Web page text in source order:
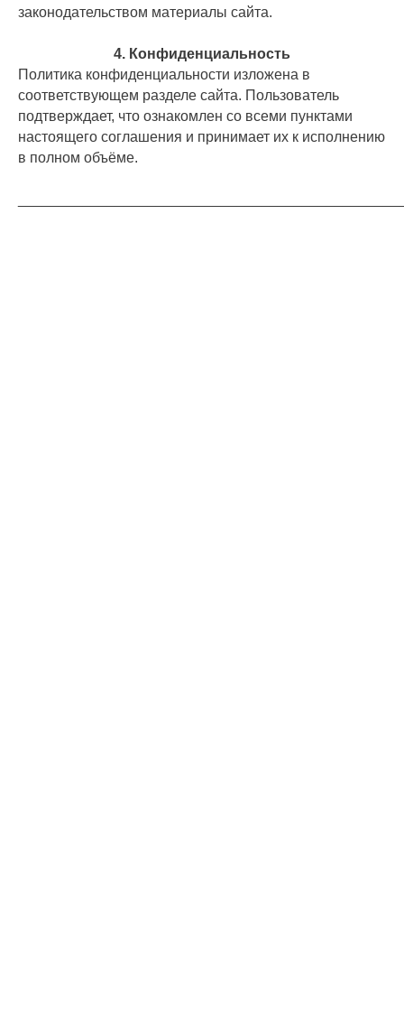
законодательством материалы сайта.
4. Конфиденциальность
Политика конфиденциальности изложена в
соответствующем разделе сайта. Пользователь
подтверждает, что ознакомлен со всеми пунктами
настоящего соглашения и принимает их к исполнению
в полном объёме.